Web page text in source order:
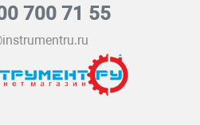
700 71 55